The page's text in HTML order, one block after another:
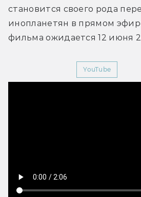
становится своего рода
инопланетян в прямом
фильма ожидается 12 июня
YouTube